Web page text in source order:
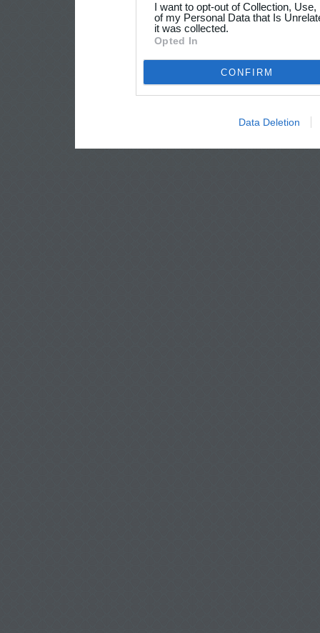
I want to opt-out of Collection,
of my Personal Data that Is
it was collected.
Opted In
CONFIRM
Data Deletion